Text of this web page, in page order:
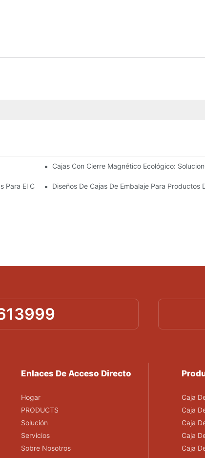
Opción Para Un Embalaje Premium
Cajas Con Cierre Magnético Ecológico:
Para El Cuidado De La PielDiseños De Cajas De Embalaje Para
Enlaces De Acceso Directo
Hogar
PRODUCTS
Solución
Servicios
Sobre Nosotros
Caja
Caja
Caja
Caja
Caja